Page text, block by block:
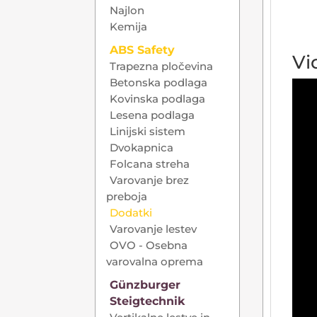
Najlon
Kemija
ABS Safety
Trapezna pločevina
Betonska podlaga
Kovinska podlaga
Lesena podlaga
Linijski sistem
Dvokapnica
Folcana streha
Varovanje brez
preboja
Dodatki
Varovanje lestev
OVO - Osebna
varovalna oprema
Günzburger
Steigtechnik